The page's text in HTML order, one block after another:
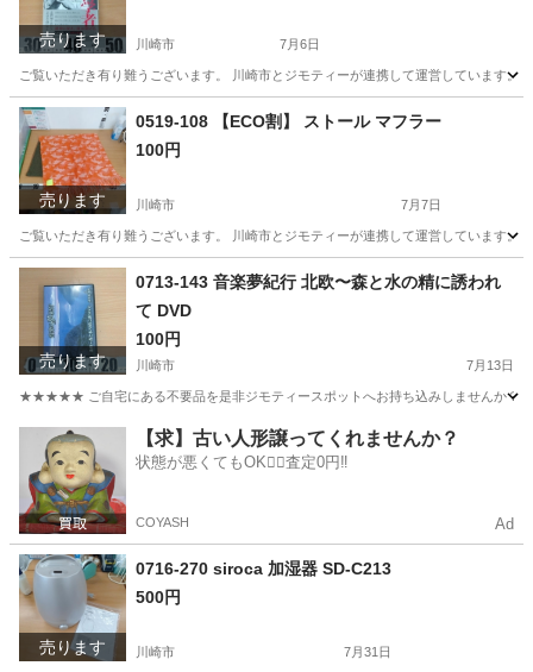
売ります 川崎市 7月6日
ご覧いただき有り難うございます。 川崎市とジモティーが連携して運営していま
神奈川 川崎市 ビジネス、経済 リユース
売ります
0519-108 【ECO割】 ストール マフラー
100円
川崎市 7月7日
ご覧いただき有り難うございます。 川崎市とジモティーが連携して運営していま
神奈川 川崎市 リユース
売ります
0713-143 音楽夢紀行 北欧〜森と水の精に誘われ
て DVD
100円
川崎市 7月13日
★★★★★ ご自宅にある不要品を是非ジモティースポットへお持ち込みしませんか？
神奈川 DVD/ブルーレイ DVD
【求】古い人形譲ってくれませんか？
状態が悪くてもOK🙆‍♀️査定0円‼️
COYASH Ad
売ります
0716-270 siroca 加湿器 SD-C213
500円
川崎市 7月31日